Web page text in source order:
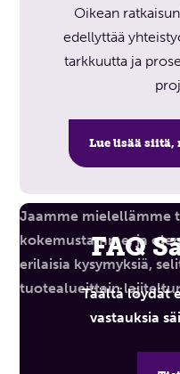
Oikean
edellyttää
tarkkuutta ja
Lue lisää siitä,
FAQ
Täältä löydät
vastauksia